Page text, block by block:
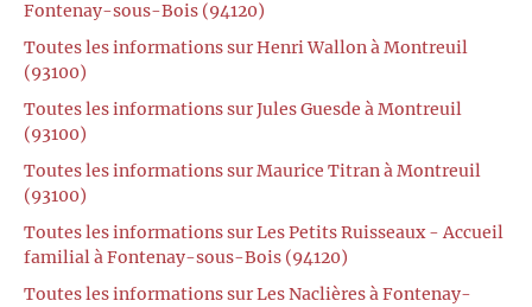
Fontenay-sous-Bois (94120)
Toutes les informations sur Henri Wallon à Montreuil
(93100)
Toutes les informations sur Jules Guesde à Montreuil
(93100)
Toutes les informations sur Maurice Titran à Montreuil
(93100)
Toutes les informations sur Les Petits Ruisseaux - Accueil
familial à Fontenay-sous-Bois (94120)
Toutes les informations sur Les Naclières à Fontenay-